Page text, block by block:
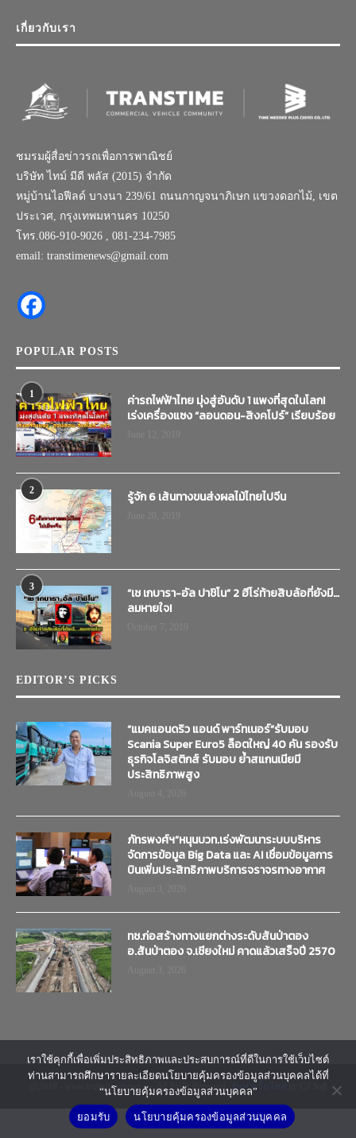
เกี่ยวกับเรา
ชมรมผู้สื่อข่าวรถเพื่อการพาณิชย์
บริษัท ไทม์ มีดี พลัส (2015) จำกัด
หมู่บ้านไอฟีลด์ บางนา 239/61 ถนนกาญจนาภิเษก แขวงดอกไม้, เขต
ประเวศ, กรุงเทพมหานคร 10250
โทร.086-910-9026 , 081-234-7985
email: transtimenews@gmail.com
POPULAR POSTS
1
ค่ารถไฟฟ้าไทย มุ่งสู่อันดับ 1 แพงที่สุดในโลก!
เร่งเครื่องแซง “ลอนดอน-สิงคโปร์” เรียบร้อย
2 รู้จัก 6 เส้นทางขนส่งผลไม้ไทยไปจีน
3
“เช เกบารา-อัล ปาชิโน” 2 ฮีโร่ท้ายสิบล้อที่ยังมี…
ลมหายใจ!
EDITOR’S PICKS
“แมคแอนดริว แอนด์ พาร์ทเนอร์”รับมอบ
Scania Super Euro5 ล็อตใหญ่ 40 คัน รองรับ
ธุรกิจโลจิสติกส์ รับมอบ ย้ำสแกนเนียมี
ประสิทธิภาพสูง
ภัทรพงศ์ฯ”หนุนบวท.เร่งพัฒนาระบบบริหาร
จัดการข้อมูล Big Data และ AI เชื่อมข้อมูลการ
บินเพิ่มประสิทธิภาพบริการจราจรทางอากาศ
ทช.ก่อสร้างทางแยกต่างระดับสันป่าตอง
อ.สันป่าตอง จ.เชียงใหม่ คาดแล้วเสร็จปี 2570
@2018 - www.transtimenews.co. All Right Reserved. รับทำเว็บไซต์
เราใช้คุกกี้เพื่อเพิ่มประสิทธิภาพและประสบการณ์ที่ดีในการใช้เว็บไซต์
ท่านสามารถศึกษารายละเอียดนโยบายคุ้มครองข้อมูลส่วนบุคคลได้ที่
“นโยบายคุ้มครองข้อมูลส่วนบุคคล”
ยอมรับ นโยบายคุ้มครองข้อมูลส่วนบุคคล